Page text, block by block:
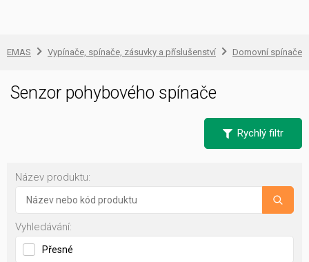
EMAS Vypínače, spínače, zásuvky a příslušenství Domovní spínače
Senzor pohybového spínače
Rychlý filtr
Název produktu:
Vyhledávání:
Přesné